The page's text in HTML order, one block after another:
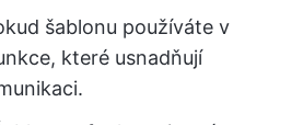
šablonu používáte v
které usnadňují